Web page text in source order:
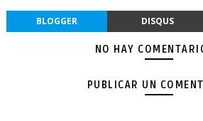
BLOGGER DISQUS
NO HAY
PUBLICAR UN